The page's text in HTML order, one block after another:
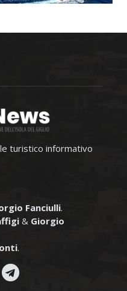
turistico informativo
Fanciulli.
& Giorgio
.